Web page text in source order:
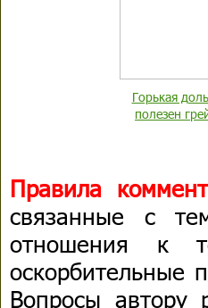
Горькая
полезен
Правила
связанные с
отношения к
оскорбительные
Вопросы автору